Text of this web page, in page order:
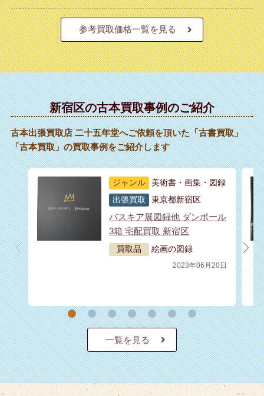
参考買取価格一覧を見る
新宿区の古本買取事例のご紹介
古本出張買取店 二十五年堂へご依頼を頂いた「古書買取」
「古本買取」の買取事例をご紹介します
ジャンル
美術書・画集・図録
出張買取
東京都新宿区
バスキア展図録他 ダンボール
3箱 宅配買取 新宿区
買取品 絵画の図録
2023年06月20日
一覧を見る